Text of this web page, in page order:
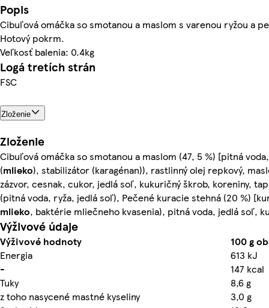
Popis
Cibuľová omáčka so smotanou a maslom s varenou ryžou a
Hotový pokrm.
Veľkosť balenia: 0.4kg
Logá tretích strán
FSC
Zloženie
Zloženie
Cibuľová omáčka so smotanou a maslom (47, 5 %) [pitná
(mlieko), stabilizátor (karagénan)), rastlinný olej repkový,
zázvor, cesnak, cukor, jedlá soľ, kukuričný škrob, koreniny,
(pitná voda, ryža, jedlá soľ), Pečené kuracie stehná (20 %)
mlieko, baktérie mliečneho kvasenia), pitná voda, jedlá soľ,
Výživové údaje
Výživové hodnoty
100 g
Energia
613 kJ
-
147 kcal
Tuky
8,6 g
z toho nasycené mastné kyseliny
3,0 g